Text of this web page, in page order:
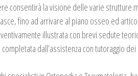
consentirà la visione delle varie strutture
fino ad arrivare al piano osseo ed
illustrata con brevi sedute
dall’assistenza con tutoraggio